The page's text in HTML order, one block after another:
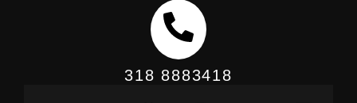
318 8883418